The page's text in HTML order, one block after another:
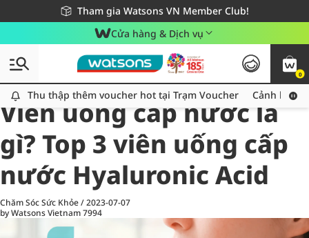
Tham gia Watsons VN Member Club!
Miễn phí giao hàng cho đơn hàng từ 249,000Đ
Giao hàng nhanh 24h - Áp dụng khu vực TP. Hồ Chí Minh
Cửa hàng & Dịch vụ
0
Thu thập thêm voucher hot tại Trạm Voucher
Thu thập thêm voucher hot tại Trạm Voucher Cảnh báo
All
Chăm Sóc Cá Nhân
Viên uống cấp nước là
gì? Top 3 viên uống cấp
nước Hyaluronic Acid
Chăm Sóc Sức Khỏe/2023-07-07
by Watsons Vietnam7994